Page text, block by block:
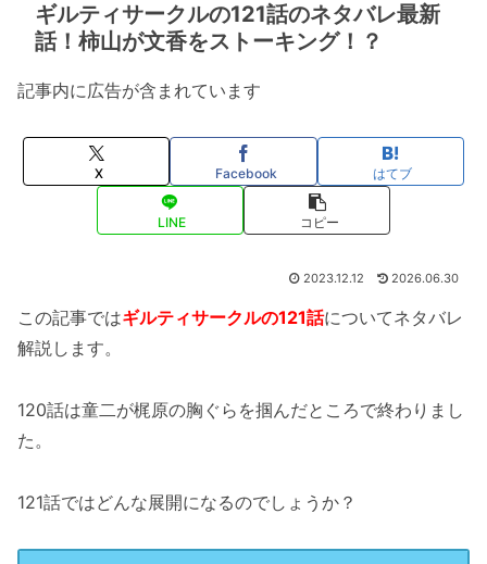
ギルティサークルの121話のネタバレ最新
話！柿山が文香をストーキング！？
記事内に広告が含まれています
X Facebook はてブ
LINE コピー
2023.12.12 2026.06.30
この記事ではギルティサークルの121話についてネタバレ
解説します。
120話は童二が梶原の胸ぐらを掴んだところで終わりまし
た。
121話ではどんな展開になるのでしょうか？